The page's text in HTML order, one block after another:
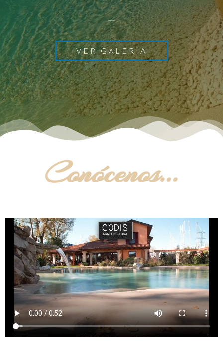
VER GALERÍA
Conócenos...